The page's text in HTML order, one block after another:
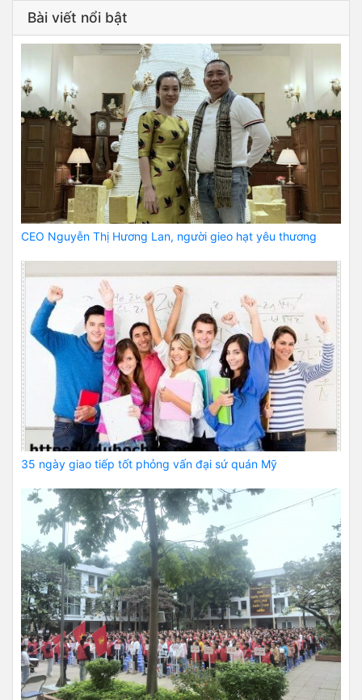
Bài viết nổi bật
CEO Nguyễn Thị Hương Lan, người gieo hạt yêu thương
35 ngày giao tiếp tốt phỏng vấn đại sứ quán Mỹ